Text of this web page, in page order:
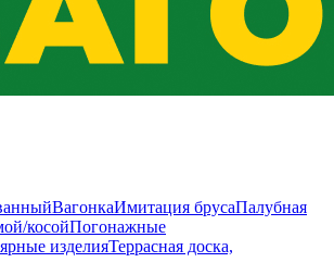
ВагонкаИмитация брусаПалубная
косойПогонажные
изделияТеррасная доска,